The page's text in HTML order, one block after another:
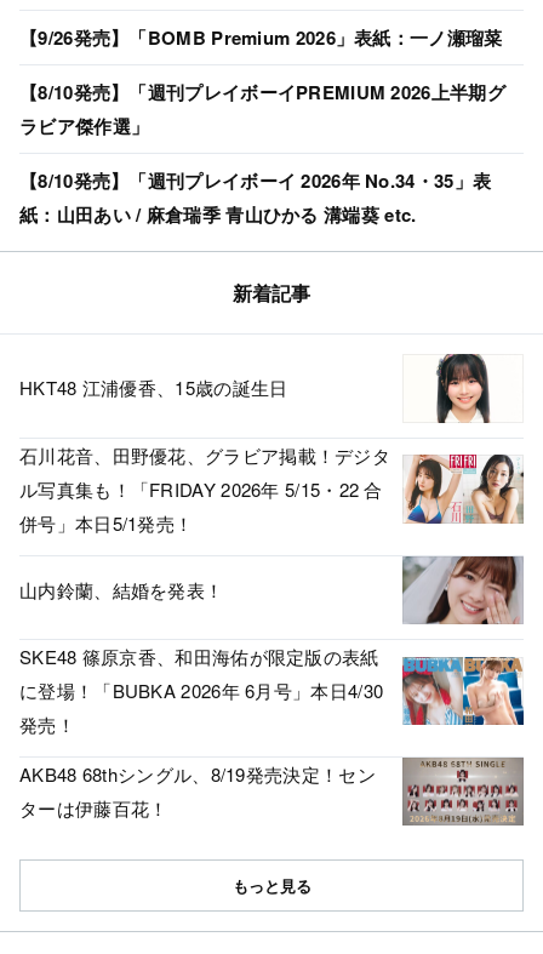
【9/26発売】「BOMB Premium 2026」表紙：一ノ瀬瑠菜
【8/10発売】「週刊プレイボーイPREMIUM 2026上半期グ
ラビア傑作選」
【8/10発売】「週刊プレイボーイ 2026年 No.34・35」表
紙：山田あい / 麻倉瑞季 青山ひかる 溝端葵 etc.
新着記事
HKT48 江浦優香、15歳の誕生日
石川花音、田野優花、グラビア掲載！デジタ
ル写真集も！「FRIDAY 2026年 5/15・22 合
併号」本日5/1発売！
山内鈴蘭、結婚を発表！
SKE48 篠原京香、和田海佑が限定版の表紙
に登場！「BUBKA 2026年 6月号」本日4/30
発売！
AKB48 68thシングル、8/19発売決定！セン
ターは伊藤百花！
もっと見る